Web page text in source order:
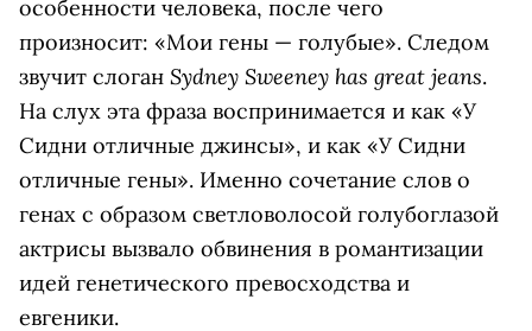
особенности человека, после чего
произносит: «Мои гены — голубые». Следом
звучит слоган Sydney Sweeney has great jeans.
На слух эта фраза воспринимается и как «У
Сидни отличные джинсы», и как «У Сидни
отличные гены». Именно сочетание слов о
генах с образом светловолосой голубоглазой
актрисы вызвало обвинения в романтизации
идей генетического превосходства и
евгеники.